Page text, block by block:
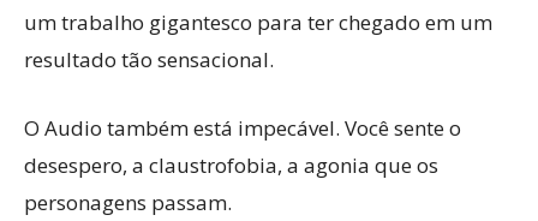
um trabalho gigantesco para ter chegado em um
resultado tão sensacional.
O Audio também está impecável. Você sente o
desespero, a claustrofobia, a agonia que os
personagens passam.